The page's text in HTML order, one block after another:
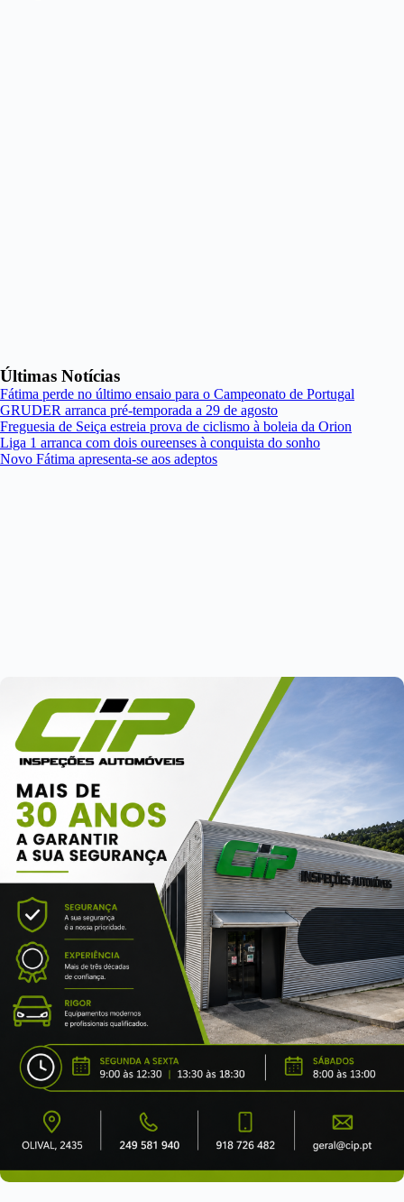
Últimas Notícias
Fátima perde no último ensaio para o Campeonato de Portugal
GRUDER arranca pré-temporada a 29 de agosto
Freguesia de Seiça estreia prova de ciclismo à boleia da Orion
Liga 1 arranca com dois oureenses à conquista do sonho
Novo Fátima apresenta-se aos adeptos